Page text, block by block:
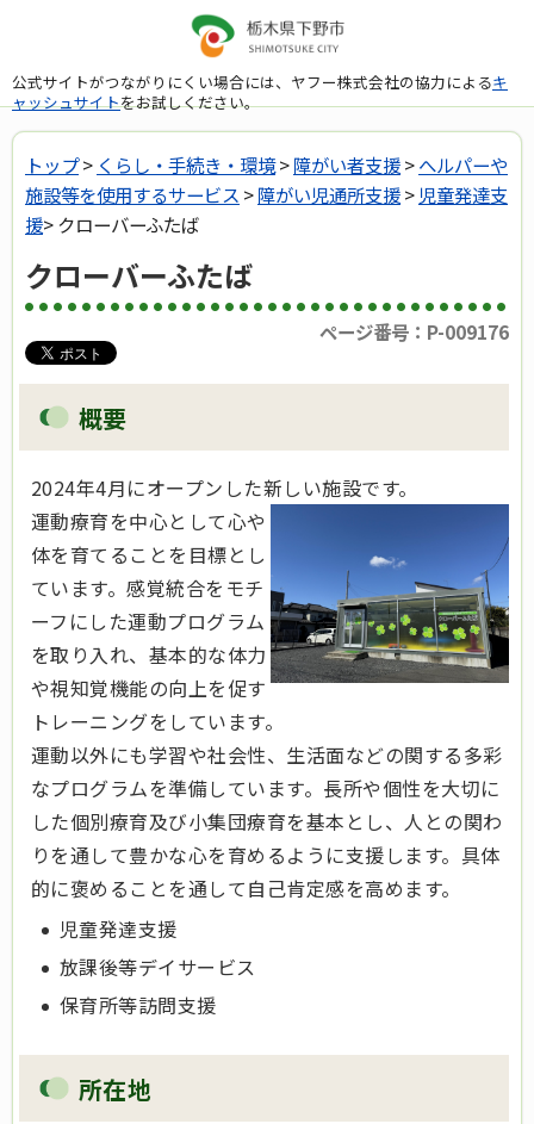
公式サイトがつながりにくい場合には、ヤフー株式会社の協力によるキ
ャッシュサイトをお試しください。
トップ> くらし・手続き・環境>障がい者支援>へルパーや
施設等を使用するサービス >障がい児通所支援> 児童発達支
援> クローバーふたば
クローバーふたば
ページ番号：P-009176
概要
2024年4月にオープンした新しい施設です。
運動療育を中心として心や
体を育てることを目標とし
ています。感覚統合をモチ
ーフにした運動プログラム
を取り入れ、基本的な体力
や視知覚機能の向上を促す
トレーニングをしています。
運動以外にも学習や社会性、生活面などの関する多彩
なプログラムを準備しています。長所や個性を大切に
した個別療育及び小集団療育を基本とし、人との関わ
りを通して豊かな心を育めるように支援します。具体
的に褒めることを通して自己肯定感を高めます。
児童発達支援
放課後等デイサービス
保育所等訪問支援
所在地